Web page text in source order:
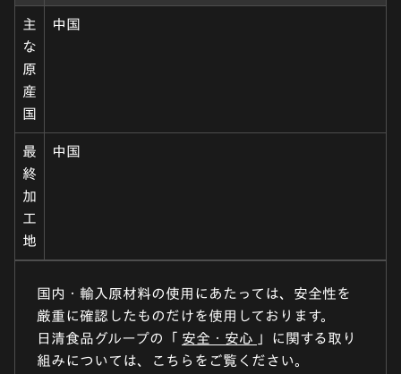
主
な
原
産
国
中国
最
終
加
工
地
中国
国内・輸入原材料の使用にあたっては、安全性を
厳重に確認したものだけを使用しております。
日清食品グループの「 安全・安心 」に関する取り
組みについては、こちらをご覧ください。